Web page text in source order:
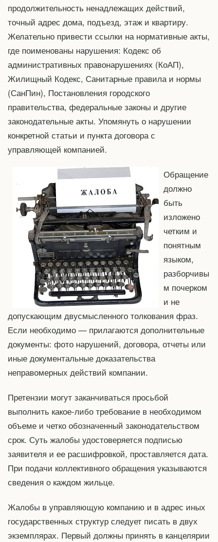
продолжительность ненадлежащих действий,
точный адрес дома, подъезд, этаж и квартиру.
Желательно привести ссылки на нормативные акты,
где поименованы нарушения: Кодекс об
административных правонарушениях (КоАП),
Жилищный Кодекс, Санитарные правила и нормы
(СанПин), Постановления городского
правительства, федеральные законы и другие
законодательные акты. Упомянуть о нарушении
конкретной статьи и пункта договора с
управляющей компанией.
Обращение
должно
быть
изложено
четким и
понятным
языком,
разборчивы
м почерком
и не
допускающим двусмысленного толкования фраз.
Если необходимо — прилагаются дополнительные
документы: фото нарушений, договора, отчеты или
иные документальные доказательства
неправомерных действий компании.
Претензии могут заканчиваться просьбой
выполнить какое-либо требование в необходимом
объеме и четко обозначенный законодательством
срок. Суть жалобы удостоверяется подписью
заявителя и ее расшифровкой, проставляется дата.
При подачи коллективного обращения указываются
сведения о каждом жильце.
Жалобы в управляющую компанию и в адрес иных
государственных структур следует писать в двух
экземплярах. Первый должны принять в канцелярии